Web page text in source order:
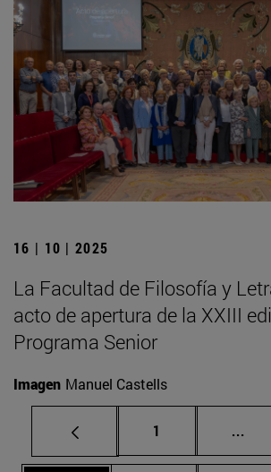
16 | 10 | 2025
La Facultad de Filosofía y
acto de apertura de la XXIII
Programa Senior
Imagen Manuel Castells
Página
1 ...